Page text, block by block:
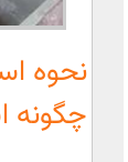
نحوه
چگونه